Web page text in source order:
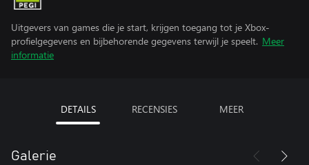
Uitgevers van games die je start, krijgen toegang tot je Xbox-
profielgegevens en bijbehorende gegevens terwijl je speelt. Meer
informatie
DETAILS RECENSIES MEER
Galerie